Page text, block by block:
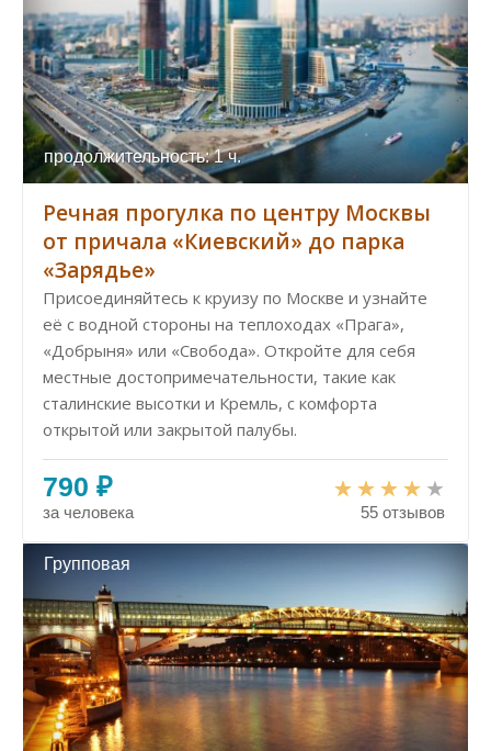
продолжительность: 1 ч.
Речная прогулка по центру Москвы
от причала «Киевский» до парка
«Зарядье»
Присоединяйтесь к круизу по Москве и узнайте
её с водной стороны на теплоходах «Прага»,
«Добрыня» или «Свобода». Откройте для себя
местные достопримечательности, такие как
сталинские высотки и Кремль, с комфорта
открытой или закрытой палубы.
790 ₽
за человека 55 отзывов
Групповая